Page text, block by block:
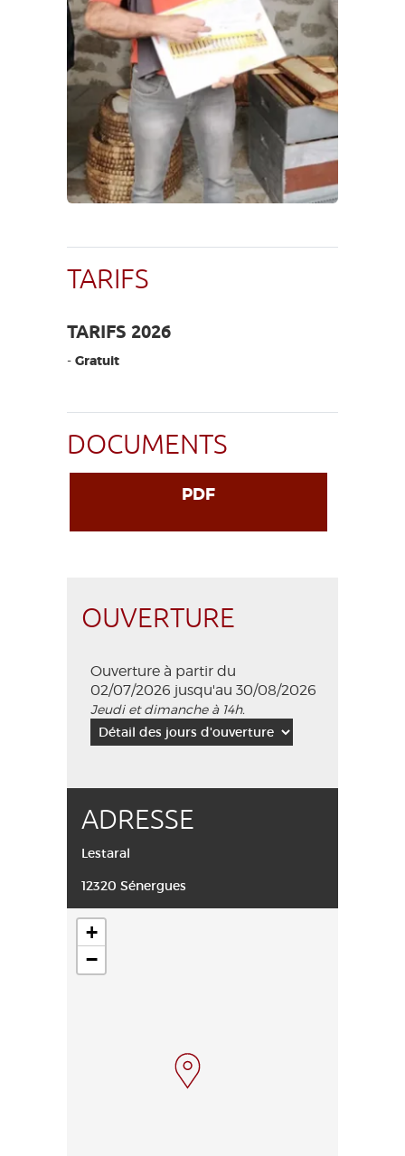
TARIFS
TARIFS 2026
- Gratuit
DOCUMENTS
PDF
OUVERTURE
Ouverture à partir du
02/07/2026 jusqu'au 30/08/2026
Jeudi et dimanche à 14h.
ADRESSE
Lestaral
12320 Sénergues
+
−